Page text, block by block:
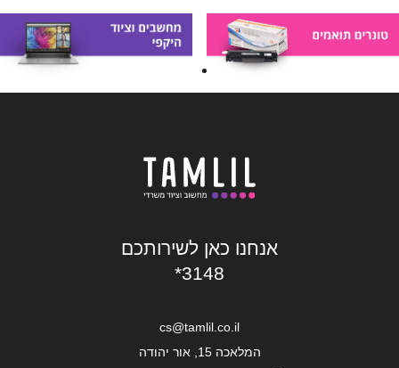
אנחנו כאן לשירותכם
*3148
cs@tamlil.co.il
המלאכה 15, אור יהודה